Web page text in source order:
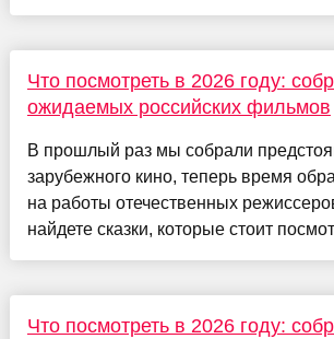
Что посмотреть в 2026 году:
ожидаемых российских фильмов
В прошлый раз мы собрали
зарубежного кино, теперь время
на работы отечественных
найдете сказки, которые стоит
Что посмотреть в 2026 году: